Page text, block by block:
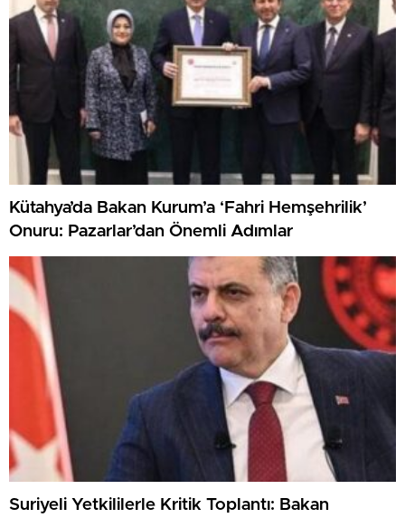
Kütahya’da Bakan Kurum’a ‘Fahri Hemşehrilik’
Onuru: Pazarlar’dan Önemli Adımlar
Suriyeli Yetkililerle Kritik Toplantı: Bakan